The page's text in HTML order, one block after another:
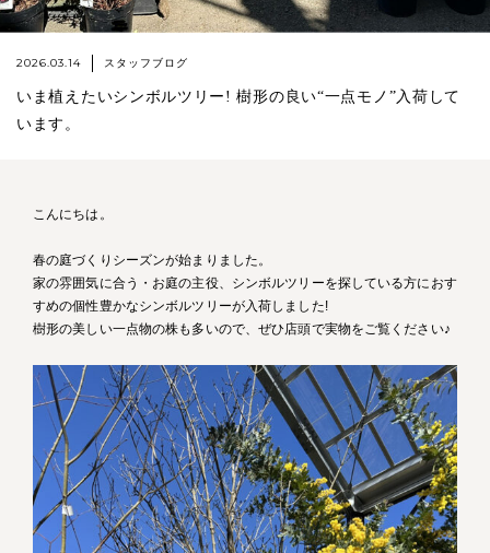
2026.03.14 スタッフブログ
いま植えたいシンボルツリー! 樹形の良い“一点モノ”入荷して
います。
こんにちは。
春の庭づくりシーズンが始まりました。
家の雰囲気に合う・お庭の主役、シンボルツリーを探している方におす
すめの個性豊かなシンボルツリーが入荷しました!
樹形の美しい一点物の株も多いので、ぜひ店頭で実物をご覧ください♪